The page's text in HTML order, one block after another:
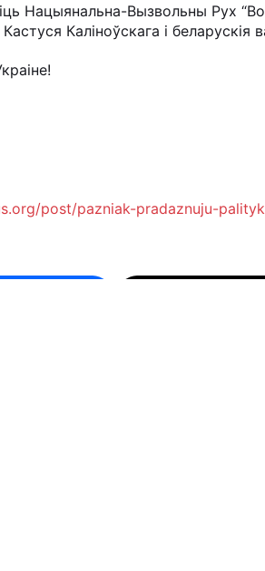
Нацыянальна-Вызвольны Рух
Каліноўскага і беларускія
post/pazniak-pradaznuju-